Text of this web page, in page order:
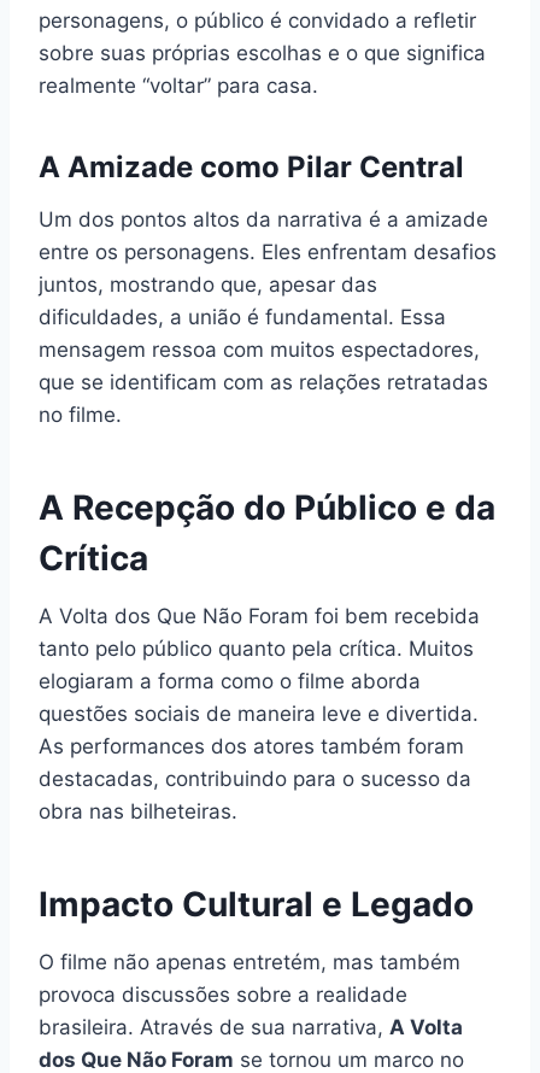
personagens, o público é convidado a refletir
sobre suas próprias escolhas e o que significa
realmente “voltar” para casa.
A Amizade como Pilar Central
Um dos pontos altos da narrativa é a amizade
entre os personagens. Eles enfrentam desafios
juntos, mostrando que, apesar das
dificuldades, a união é fundamental. Essa
mensagem ressoa com muitos espectadores,
que se identificam com as relações retratadas
no filme.
A Recepção do Público e da
Crítica
A Volta dos Que Não Foram foi bem recebida
tanto pelo público quanto pela crítica. Muitos
elogiaram a forma como o filme aborda
questões sociais de maneira leve e divertida.
As performances dos atores também foram
destacadas, contribuindo para o sucesso da
obra nas bilheteiras.
Impacto Cultural e Legado
O filme não apenas entretém, mas também
provoca discussões sobre a realidade
brasileira. Através de sua narrativa, A Volta
dos Que Não Foram se tornou um marco no